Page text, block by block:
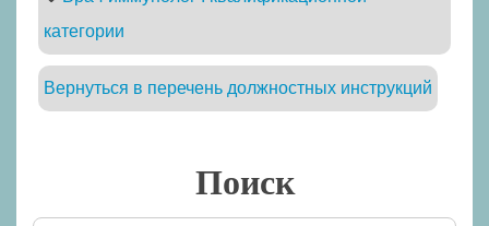
категории
Вернуться в перечень должностных инструкций
Поиск